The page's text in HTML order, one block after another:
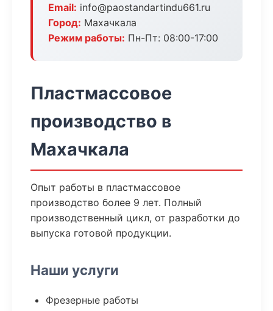
Email: info@paostandartindu661.ru
Город: Махачкала
Режим работы: Пн-Пт: 08:00-17:00
Пластмассовое
производство в
Махачкала
Опыт работы в пластмассовое
производство более 9 лет. Полный
производственный цикл, от разработки до
выпуска готовой продукции.
Наши услуги
Фрезерные работы